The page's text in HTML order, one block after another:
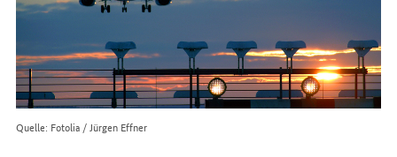
Quelle: Fotolia / Jürgen Effner